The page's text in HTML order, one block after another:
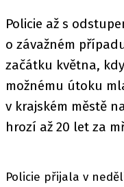
Policie až s
o závažném
začátku května,
možnému útoku
v krajském městě
hrozí až 20 let za
Policie přijala v